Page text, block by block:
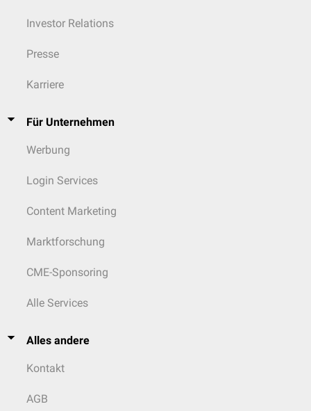
Investor Relations
Presse
Karriere
Für Unternehmen
Werbung
Login Services
Content Marketing
Marktforschung
CME-Sponsoring
Alle Services
Alles andere
Kontakt
AGB